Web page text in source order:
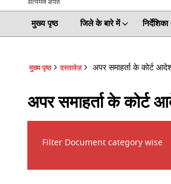
मुख्य पृष्ठ जिले के बारे में निर्देशिका
मुख्य पृष्ठ दस्तावेज़ अपर समाहर्ता के कोर्ट
अपर समाहर्ता के कोर्ट
Filter Document category wise